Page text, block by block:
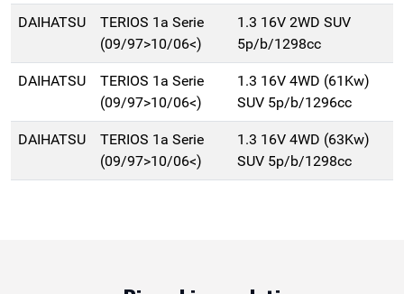
DAIHATSU
TERIOS 1a Serie
(09/97>10/06<)
1.3 16V 2WD SUV
5p/b/1298cc
DAIHATSU
TERIOS 1a Serie
(09/97>10/06<)
1.3 16V 4WD (61Kw)
SUV 5p/b/1296cc
DAIHATSU
TERIOS 1a Serie
(09/97>10/06<)
1.3 16V 4WD (63Kw)
SUV 5p/b/1298cc